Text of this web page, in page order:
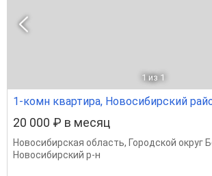
1 из 1
1-комн квартира, Новосибирский
20 000 ₽ в месяц
Новосибирская область, Городской округ
Новосибирский р-н